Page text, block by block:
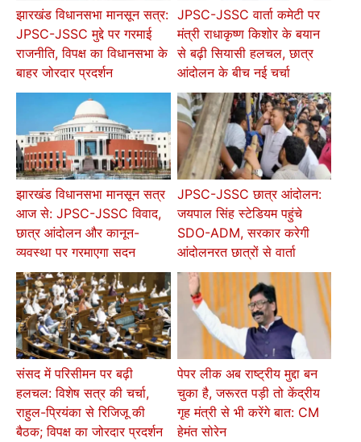
झारखंड विधानसभा मानसून सत्र:
JPSC-JSSC मुद्दे पर गरमाई
राजनीति, विपक्ष का विधानसभा के
बाहर जोरदार प्रदर्शन
JPSC-JSSC वार्ता कमेटी पर
मंत्री राधाकृष्ण किशोर के बयान
से बढ़ी सियासी हलचल, छात्र
आंदोलन के बीच नई चर्चा
झारखंड विधानसभा मानसून सत्र
आज से: JPSC-JSSC विवाद,
छात्र आंदोलन और कानून-
व्यवस्था पर गरमाएगा सदन
JPSC-JSSC छात्र आंदोलन:
जयपाल सिंह स्टेडियम पहुंचे
SDO-ADM, सरकार करेगी
आंदोलनरत छात्रों से वार्ता
संसद में परिसीमन पर बढ़ी
हलचल: विशेष सत्र की चर्चा,
राहुल-प्रियंका से रिजिजू की
बैठक; विपक्ष का जोरदार प्रदर्शन
पेपर लीक अब राष्ट्रीय मुद्दा बन
चुका है, जरूरत पड़ी तो केंद्रीय
गृह मंत्री से भी करेंगे बात: CM
हेमंत सोरेन